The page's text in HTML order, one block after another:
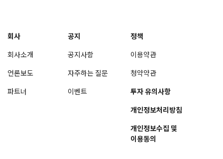
회사
회사소개
언론보도
파트너
공지
공지사항
자주하는 질문
이벤트
정책
이용약관
청약약관
투자 유의사항
개인정보처리방침
개인정보수집 및
이용동의